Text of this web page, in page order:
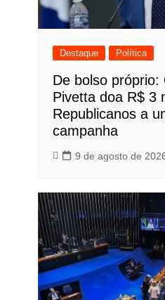
Destaque Política
De bolso próprio:
Pivetta doa R$ 3
Republicanos a
campanha
9 de agosto de